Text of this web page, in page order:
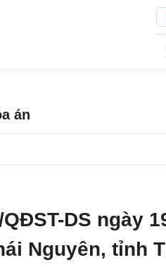
án
DS ngày
Nguyên, tỉnh